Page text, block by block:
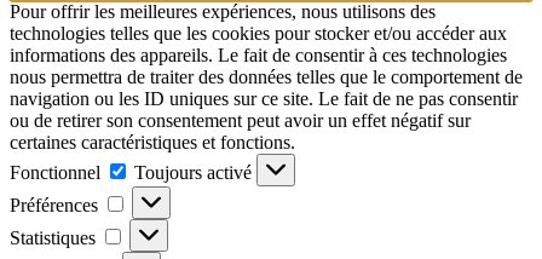
Pour offrir les meilleures expériences, nous utilisons des
technologies telles que les cookies pour stocker et/ou accéder aux
informations des appareils. Le fait de consentir à ces technologies
nous permettra de traiter des données telles que le comportement de
navigation ou les ID uniques sur ce site. Le fait de ne pas consentir
ou de retirer son consentement peut avoir un effet négatif sur
certaines caractéristiques et fonctions.
Fonctionnel
Toujours activé
Préférences
Statistiques